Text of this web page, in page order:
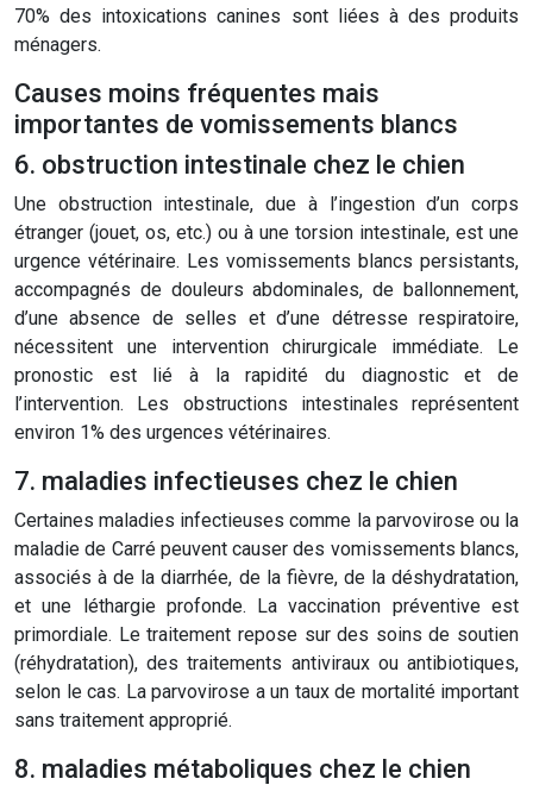
70% des intoxications canines sont liées à des produits
ménagers.
Causes moins fréquentes mais
importantes de vomissements blancs
6. obstruction intestinale chez le chien
Une obstruction intestinale, due à l’ingestion d’un corps
étranger (jouet, os, etc.) ou à une torsion intestinale, est une
urgence vétérinaire. Les vomissements blancs persistants,
accompagnés de douleurs abdominales, de ballonnement,
d’une absence de selles et d’une détresse respiratoire,
nécessitent une intervention chirurgicale immédiate. Le
pronostic est lié à la rapidité du diagnostic et de
l’intervention. Les obstructions intestinales représentent
environ 1% des urgences vétérinaires.
7. maladies infectieuses chez le chien
Certaines maladies infectieuses comme la parvovirose ou la
maladie de Carré peuvent causer des vomissements blancs,
associés à de la diarrhée, de la fièvre, de la déshydratation,
et une léthargie profonde. La vaccination préventive est
primordiale. Le traitement repose sur des soins de soutien
(réhydratation), des traitements antiviraux ou antibiotiques,
selon le cas. La parvovirose a un taux de mortalité important
sans traitement approprié.
8. maladies métaboliques chez le chien